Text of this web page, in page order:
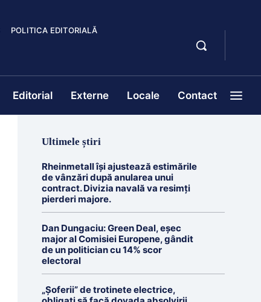
POLITICA EDITORIALĂ
Editorial Externe Locale Contact
Ultimele știri
Rheinmetall își ajustează estimările
de vânzări după anularea unui
contract. Divizia navală va resimți
pierderi majore.
Dan Dungaciu: Green Deal, eșec
major al Comisiei Europene, gândit
de un politician cu 14% scor
electoral
„Șoferii” de trotinete electrice,